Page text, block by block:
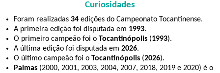
Curiosidades
Foram realizadas 34 edições do Campeonato Tocantinense.
A primeira edição foi disputada em 1993.
O primeiro campeão foi o Tocantinópolis (1993).
A última edição foi disputada em 2026.
O último campeão foi o Tocantinópolis (2026).
Palmas (2000, 2001, 2003, 2004, 2007, 2018, 2019 e 2020) é o